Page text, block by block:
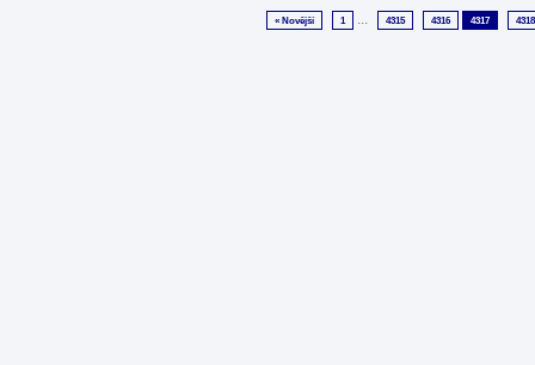
« Novější 1 ... 4315 4316 4317 4318